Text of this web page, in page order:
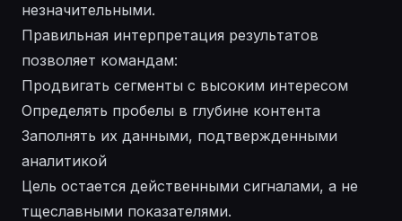
незначительными.
Правильная интерпретация результатов
позволяет командам:
Продвигать сегменты с высоким интересом
Определять пробелы в глубине контента
Заполнять их данными, подтвержденными
аналитикой
Цель остается действенными сигналами, а не
тщеславными показателями.